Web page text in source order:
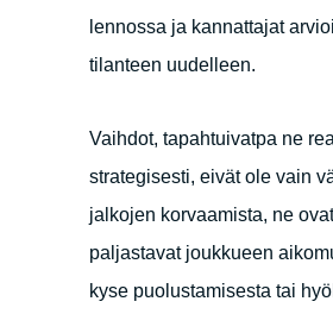
lennossa ja kannattajat
tilanteen uudelleen.
Vaihdot, tapahtuivatpa ne
strategisesti, eivät ole vain
jalkojen korvaamista, ne
paljastavat joukkueen
kyse puolustamisesta tai